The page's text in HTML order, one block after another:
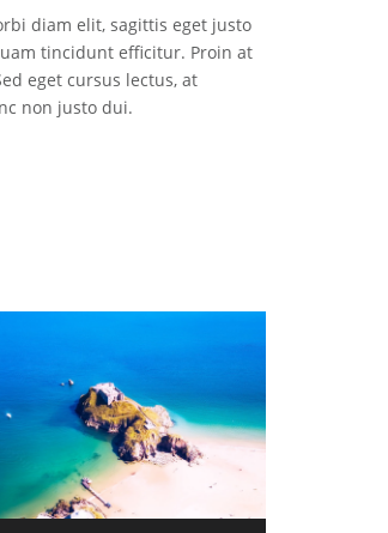
diam elit, sagittis eget justo
tincidunt efficitur. Proin at
eget cursus lectus, at
non justo dui.